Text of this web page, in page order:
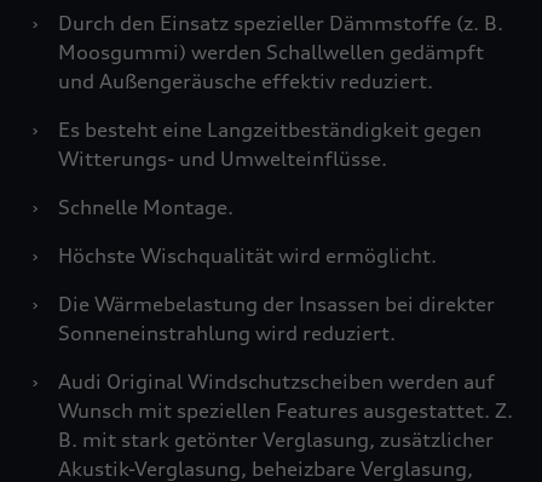
›
Durch den Einsatz spezieller Dämmstoffe (z. B.
Moosgummi) werden Schallwellen gedämpft
und Außengeräusche effektiv reduziert.
›
Es besteht eine Langzeitbeständigkeit gegen
Witterungs- und Umwelteinflüsse.
›
Schnelle Montage.
›
Höchste Wischqualität wird ermöglicht.
›
Die Wärmebelastung der Insassen bei direkter
Sonneneinstrahlung wird reduziert.
›
Audi Original Windschutzscheiben werden auf
Wunsch mit speziellen Features ausgestattet. Z.
B. mit stark getönter Verglasung, zusätzlicher
Akustik-Verglasung, beheizbare Verglasung,